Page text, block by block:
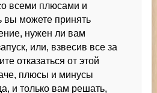
всеми плюсами и
вы можете принять
нужен ли вам
или, взвесив все за
отказаться от этой
плюсы и минусы
и только вам решать,